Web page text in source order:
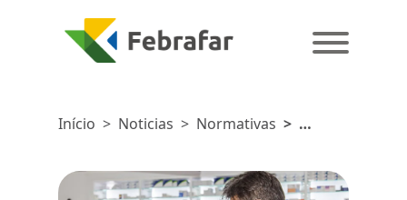
Início > Noticias > Normativas >
de
farmácias